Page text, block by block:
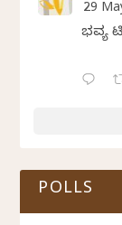
29
ಭವ್ಯ
POLLS